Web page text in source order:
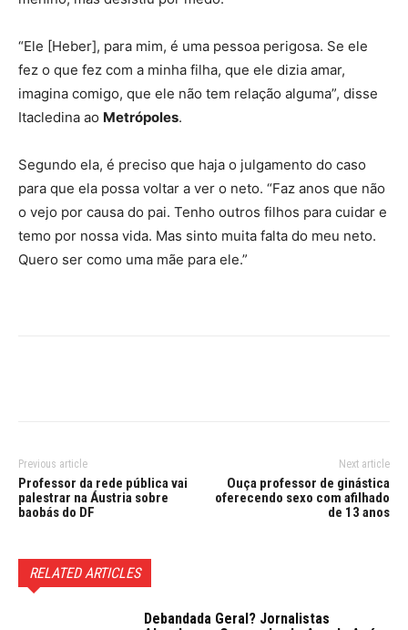
“Ele [Heber], para mim, é uma pessoa perigosa. Se ele
fez o que fez com a minha filha, que ele dizia amar,
imagina comigo, que ele não tem relação alguma”, disse
Itacledina ao Metrópoles.
Segundo ela, é preciso que haja o julgamento do caso
para que ela possa voltar a ver o neto. “Faz anos que não
o vejo por causa do pai. Tenho outros filhos para cuidar e
temo por nossa vida. Mas sinto muita falta do meu neto.
Quero ser como uma mãe para ele.”
Previous article
Professor da rede pública vai
palestrar na Áustria sobre
baobás do DF
Next article
Ouça professor de ginástica
oferecendo sexo com afilhado
de 13 anos
RELATED ARTICLES
Debandada Geral? Jornalistas